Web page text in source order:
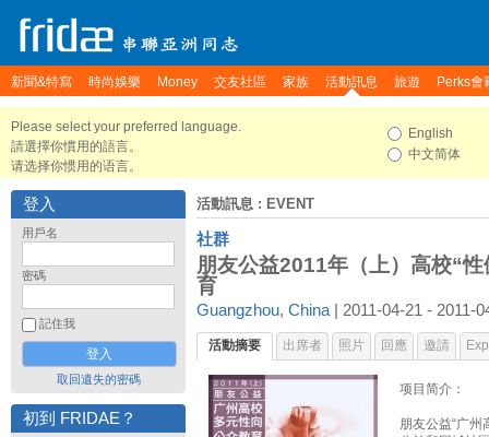
新聞&特寫 時尚娛樂 Money 交友社區 家族 活動訊息 旅遊 Perks會
Please select your preferred language.
請選擇你慣用的語言。
请选择你惯用的语言。
English
中文简体
登入
用戶名
密碼
記住我
取回遺失的密碼
初到 FRIDAE？
活動訊息 : EVENT
社群
朋友公益2011年（上）高校“
育
Guangzhou, China | 2011-04-21 - 2011-
活動摘要 出席者 照片 回應 邀請
项目简介：
朋友公益“广州